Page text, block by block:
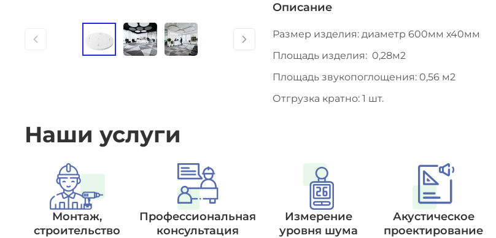
Описание
Размер изделия: диаметр 600мм х40мм
Площадь изделия: 0,28м2
Площадь звукопоглощения: 0,56 м2
Отгрузка кратно: 1 шт.
Наши услуги
Монтаж,
строительство
Профессиональная
консультация
Измерение
уровня шума
Акустическое
проектирование